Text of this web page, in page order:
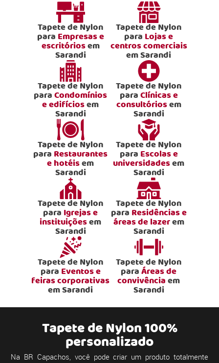
Tapete de Nylon
para Empresas e
escritóriosem
Sarandi
Tapete de Nylon
para Lojas e
centros comerciais
em Sarandi
Tapete de Nylon
paraCondomínios
e edifíciosem
Sarandi
Tapete de Nylon
paraClínicas e
consultóriosem
Sarandi
Tapete de Nylon
para Restaurantes
e hotéisem
Sarandi
Tapete de Nylon
para Escolas e
universidadesem
Sarandi
Tapete de Nylon
para Igrejas e
instituiçõesem
Sarandi
Tapete de Nylon
para Residências e
áreas de lazerem
Sarandi
Tapete de Nylon
para Eventos e
feiras corporativas
em Sarandi
Tapete de Nylon
paraÁreas de
convivênciaem
Sarandi
Tapete de Nylon 100%
personalizado
Na BR Capachos, você pode criar um produto totalmente